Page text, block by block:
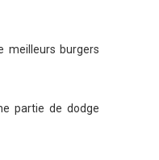
meilleurs burgers
partie de dodge